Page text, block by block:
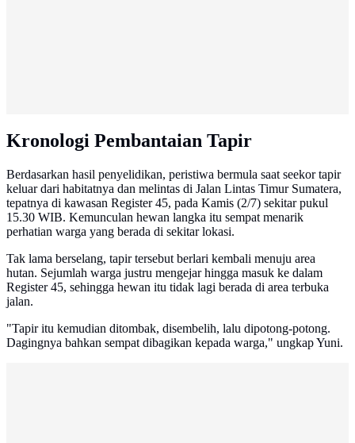
Kronologi Pembantaian Tapir
Berdasarkan hasil penyelidikan, peristiwa bermula saat seekor tapir
keluar dari habitatnya dan melintas di Jalan Lintas Timur Sumatera,
tepatnya di kawasan Register 45, pada Kamis (2/7) sekitar pukul
15.30 WIB. Kemunculan hewan langka itu sempat menarik
perhatian warga yang berada di sekitar lokasi.
Tak lama berselang, tapir tersebut berlari kembali menuju area
hutan. Sejumlah warga justru mengejar hingga masuk ke dalam
Register 45, sehingga hewan itu tidak lagi berada di area terbuka
jalan.
"Tapir itu kemudian ditombak, disembelih, lalu dipotong-potong.
Dagingnya bahkan sempat dibagikan kepada warga," ungkap Yuni.